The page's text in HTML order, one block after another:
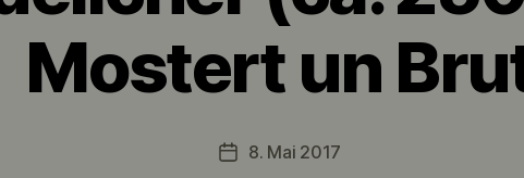
Mostert un
Veröffentlichungsdatum
8. Mai 2017